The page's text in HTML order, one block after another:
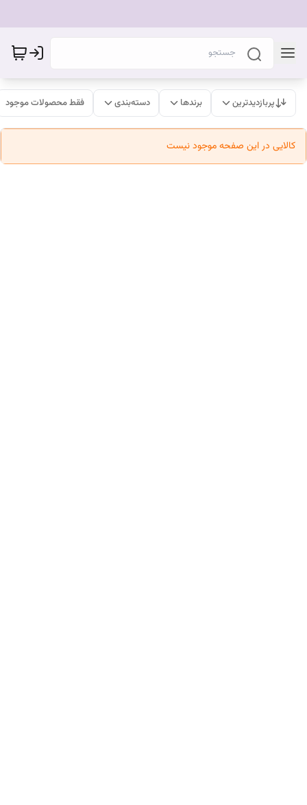
پربازدیدترین برندها دسته‌بندی فقط محصولات موجود
کالایی در این صفحه موجود نیست